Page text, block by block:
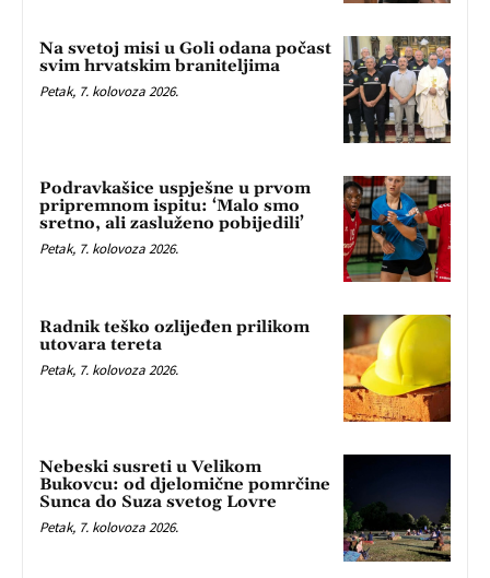
Na svetoj misi u Goli odana počast
svim hrvatskim braniteljima
Petak, 7. kolovoza 2026.
Podravkašice uspješne u prvom
pripremnom ispitu: ‘Malo smo
sretno, ali zasluženo pobijedili’
Petak, 7. kolovoza 2026.
Radnik teško ozlijeđen prilikom
utovara tereta
Petak, 7. kolovoza 2026.
Nebeski susreti u Velikom
Bukovcu: od djelomične pomrčine
Sunca do Suza svetog Lovre
Petak, 7. kolovoza 2026.